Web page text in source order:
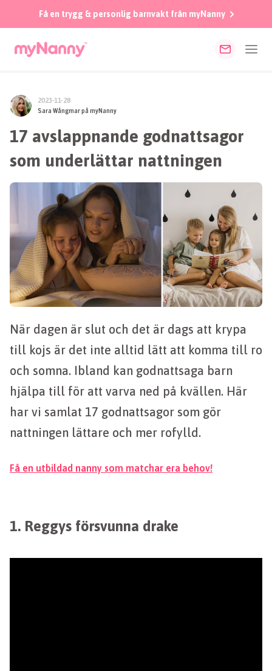
Få en trygg & personlig barnvakt från myNanny
2023-11-28
Sara Wångmar på myNanny
17 avslappnande godnattsagor
som underlättar nattningen
När dagen är slut och det är dags att krypa
till kojs är det inte alltid lätt att komma till ro
och somna. Ibland kan godnattsaga barn
hjälpa till för att varva ned på kvällen. Här
har vi samlat 17 godnattsagor som gör
nattningen lättare och mer rofylld.
Få en utbildad nanny som matchar era behov!
1. Reggys försvunna drake